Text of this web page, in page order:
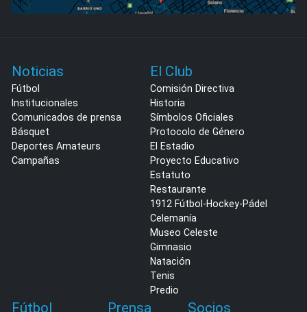
Noticias
Fútbol
Institucionales
Comunicados de prensa
Básquet
Deportes Amateurs
Campañas
El Club
Comisión Directiva
Historia
Símbolos Oficiales
Protocolo de Género
El Estadio
Proyecto Educativo
Estatuto
Restaurante
1912 Fútbol-Hockey-Pádel
Celemanía
Museo Celeste
Gimnasio
Natación
Tenis
Predio
Fútbol Prensa Socios